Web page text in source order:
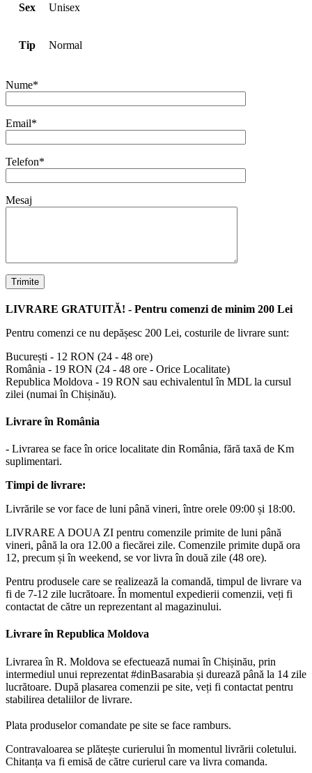
Sex Unisex
Tip Normal
Nume*
Email*
Telefon*
Mesaj
LIVRARE GRATUITĂ! - Pentru comenzi de minim 200 Lei
Pentru comenzi ce nu depășesc 200 Lei, costurile de livrare sunt:
București - 12 RON (24 - 48 ore)
România - 19 RON (24 - 48 ore - Orice Localitate)
Republica Moldova - 19 RON sau echivalentul în MDL la cursul
zilei (numai în Chișinău).
Livrare în România
- Livrarea se face în orice localitate din România, fără taxă de Km
suplimentari.
Timpi de livrare:
Livrările se vor face de luni până vineri, între orele 09:00 și 18:00.
LIVRARE A DOUA ZI pentru comenzile primite de luni până
vineri, până la ora 12.00 a fiecărei zile. Comenzile primite după ora
12, precum și în weekend, se vor livra în două zile (48 ore).
Pentru produsele care se realizează la comandă, timpul de livrare va
fi de 7-12 zile lucrătoare. În momentul expedierii comenzii, veți fi
contactat de către un reprezentant al magazinului.
Livrare în Republica Moldova
Livrarea în R. Moldova se efectuează numai în Chișinău, prin
intermediul unui reprezentat #dinBasarabia și durează până la 14 zile
lucrătoare. După plasarea comenzii pe site, veți fi contactat pentru
stabilirea detaliilor de livrare.
Plata produselor comandate pe site se face ramburs.
Contravaloarea se plătește curierului în momentul livrării coletului.
Chitanța va fi emisă de către curierul care va livra comanda.